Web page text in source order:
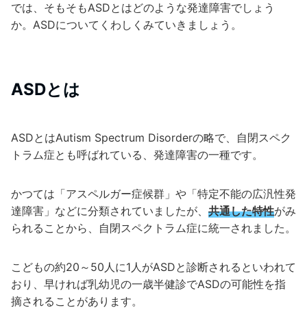
では、そもそもASDとはどのような発達障害でしょう
か。ASDについてくわしくみていきましょう。
ASDとは
ASDとはAutism Spectrum Disorderの略で、自閉スペク
トラム症とも呼ばれている、発達障害の一種です。
かつては「アスペルガー症候群」や「特定不能の広汎性発
達障害」などに分類されていましたが、 共通した特性がみ
られることから、自閉スペクトラム症に統一されました。
こどもの約20～50人に1人がASDと診断されるといわれて
おり、早ければ乳幼児の一歳半健診でASDの可能性を指
摘されることがあります。